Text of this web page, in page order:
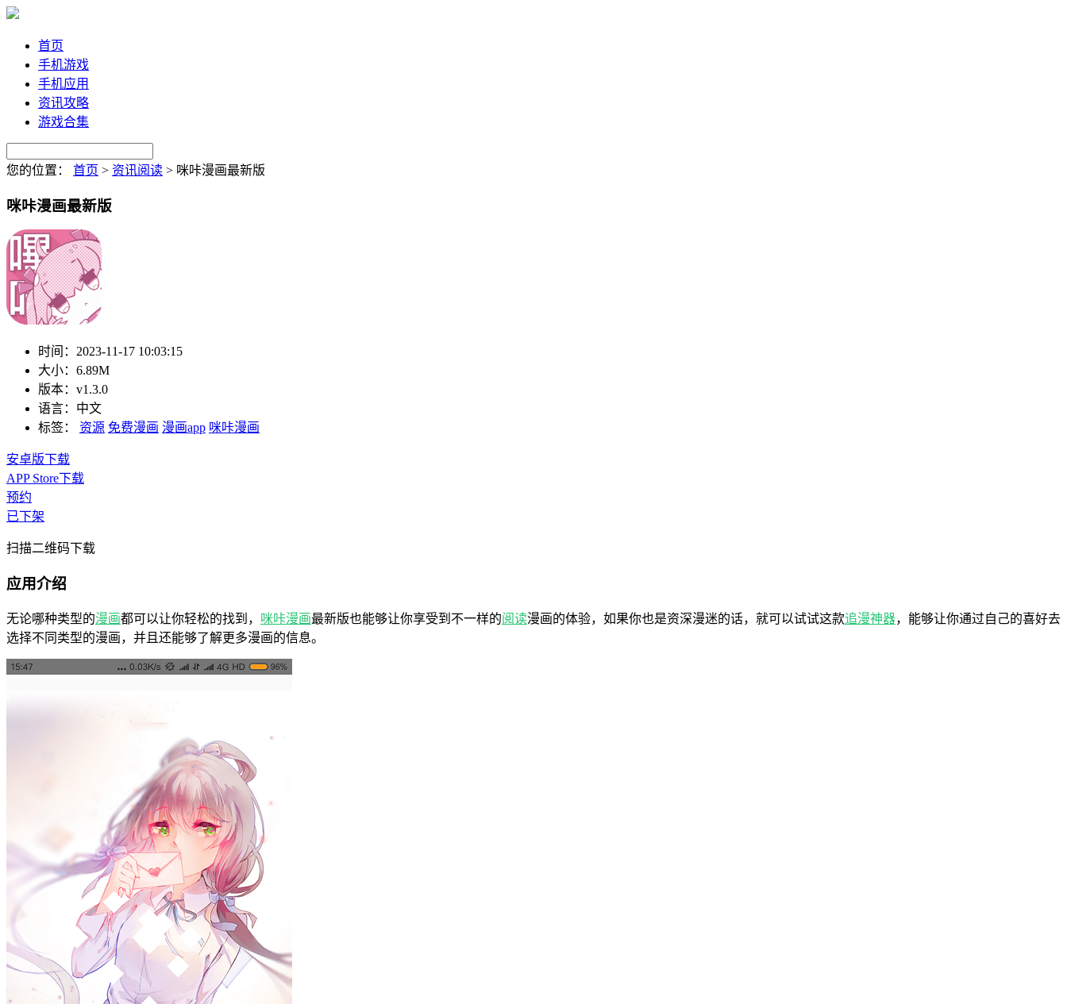
首页
手机游戏
手机应用
资讯攻略
游戏合集
您的位置： 首页 > 资讯阅读 > 咪咔漫画最新版
咪咔漫画最新版
时间： 2023-11-17 10:03:15
大小： 6.89M
版本： v1.3.0
语言： 中文
标签：
资源 免费漫画 漫画app 咪咔漫画
安卓版下载
APP Store下载
预约
已下架
扫描二维码下载
应用介绍
无论哪种类型的漫画都可以让你轻松的找到， 咪咔漫画最新版也能够让你享受到不一样的阅读漫画的体验，如果你也是资深漫迷的话，就可以试试这款追漫神器，能够让你通过自己的喜好去
选择不同类型的漫画，并且还能够了解更多漫画的信息。